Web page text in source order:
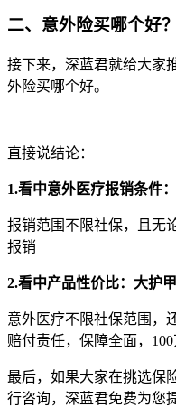
二、意外险买哪个好？
接下来，深蓝君就给大家
外险买哪个好。
直接说结论：
1.看中意外医疗报销条件
报销范围不限社保，且无
报销
2.看中产品性价比：大护
意外医疗不限社保范围，
赔付责任，保障全面，
最后，如果大家在挑选保
行咨询，深蓝君免费为您